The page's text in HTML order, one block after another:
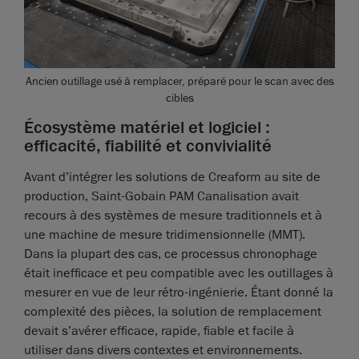
Ancien outillage usé à remplacer, préparé pour le scan avec des
cibles
Écosystème matériel et logiciel :
efficacité, fiabilité et convivialité
Avant d’intégrer les solutions de Creaform au site de
production, Saint-Gobain PAM Canalisation avait
recours à des systèmes de mesure traditionnels et à
une machine de mesure tridimensionnelle (MMT).
Dans la plupart des cas, ce processus chronophage
était inefficace et peu compatible avec les outillages à
mesurer en vue de leur rétro-ingénierie. Étant donné la
complexité des pièces, la solution de remplacement
devait s’avérer efficace, rapide, fiable et facile à
utiliser dans divers contextes et environnements.